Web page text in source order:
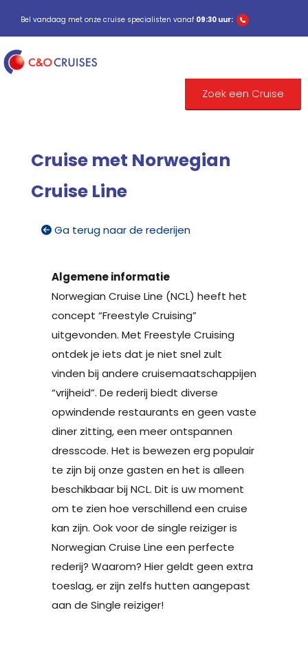
Bel vandaag met onze cruise specialisten vanaf 09:30 uur:
Zoek een Cruise
Cruise met Norwegian
Cruise Line
Ga terug naar de rederijen
Algemene informatie
Norwegian Cruise Line (NCL) heeft het
concept “Freestyle Cruising”
uitgevonden. Met Freestyle Cruising
ontdek je iets dat je niet snel zult
vinden bij andere cruisemaatschappijen
“vrijheid”. De rederij biedt diverse
opwindende restaurants en geen vaste
diner zitting, een meer ontspannen
dresscode. Het is bewezen erg populair
te zijn bij onze gasten en het is alleen
beschikbaar bij NCL. Dit is uw moment
om te zien hoe verschillend een cruise
kan zijn. Ook voor de single reiziger is
Norwegian Cruise Line een perfecte
rederij? Waarom? Hier geldt geen extra
toeslag, er zijn zelfs hutten aangepast
aan de Single reiziger!